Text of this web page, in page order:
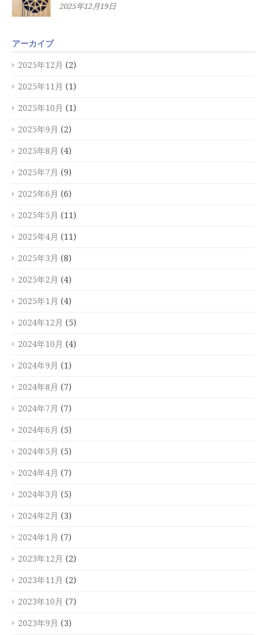
2025年12月19日
アーカイブ
2025年12月 (2)
2025年11月 (1)
2025年10月 (1)
2025年9月 (2)
2025年8月 (4)
2025年7月 (9)
2025年6月 (6)
2025年5月 (11)
2025年4月 (11)
2025年3月 (8)
2025年2月 (4)
2025年1月 (4)
2024年12月 (5)
2024年10月 (4)
2024年9月 (1)
2024年8月 (7)
2024年7月 (7)
2024年6月 (5)
2024年5月 (5)
2024年4月 (7)
2024年3月 (5)
2024年2月 (3)
2024年1月 (7)
2023年12月 (2)
2023年11月 (2)
2023年10月 (7)
2023年9月 (3)